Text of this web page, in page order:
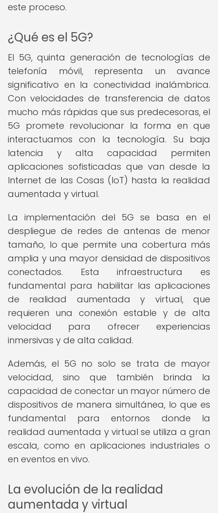
este proceso.
¿Qué es el 5G?
El 5G, quinta generación de tecnologías de
telefonía móvil, representa un avance
significativo en la conectividad inalámbrica.
Con velocidades de transferencia de datos
mucho más rápidas que sus predecesoras, el
5G promete revolucionar la forma en que
interactuamos con la tecnología. Su baja
latencia y alta capacidad permiten
aplicaciones sofisticadas que van desde la
Internet de las Cosas (IoT) hasta la realidad
aumentada y virtual.
La implementación del 5G se basa en el
despliegue de redes de antenas de menor
tamaño, lo que permite una cobertura más
amplia y una mayor densidad de dispositivos
conectados. Esta infraestructura es
fundamental para habilitar las aplicaciones
de realidad aumentada y virtual, que
requieren una conexión estable y de alta
velocidad para ofrecer experiencias
inmersivas y de alta calidad.
Además, el 5G no solo se trata de mayor
velocidad, sino que también brinda la
capacidad de conectar un mayor número de
dispositivos de manera simultánea, lo que es
fundamental para entornos donde la
realidad aumentada y virtual se utiliza a gran
escala, como en aplicaciones industriales o
en eventos en vivo.
La evolución de la realidad
aumentada y virtual